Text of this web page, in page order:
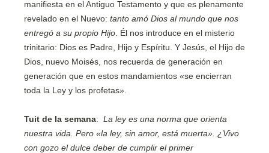
manifiesta en el Antiguo Testamento y que es plenamente
revelado en el Nuevo: tanto amó Dios al mundo que nos
entregó a su propio Hijo . Él nos introduce en el misterio
trinitario: Dios es Padre, Hijo y Espíritu. Y Jesús, el Hijo de
Dios, nuevo Moisés, nos recuerda de generación en
generación que en estos mandamientos «se encierran
toda la Ley y los profetas».
Tuit de la semana: La ley es una norma que orienta
nuestra vida. Pero «la ley, sin amor, está muerta». ¿Vivo
con gozo el dulce deber de cumplir el primer